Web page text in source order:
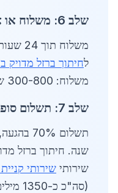
שלב 6: משלוח או איסוף
משלוח
לחיתוך ברזל מדויק
משלוח: 300-800 ש"ח.
שלב 7: תשלום סופי ואחריות
שנה. חיתוך ברזל
שירותי שירותי
(סה"כ